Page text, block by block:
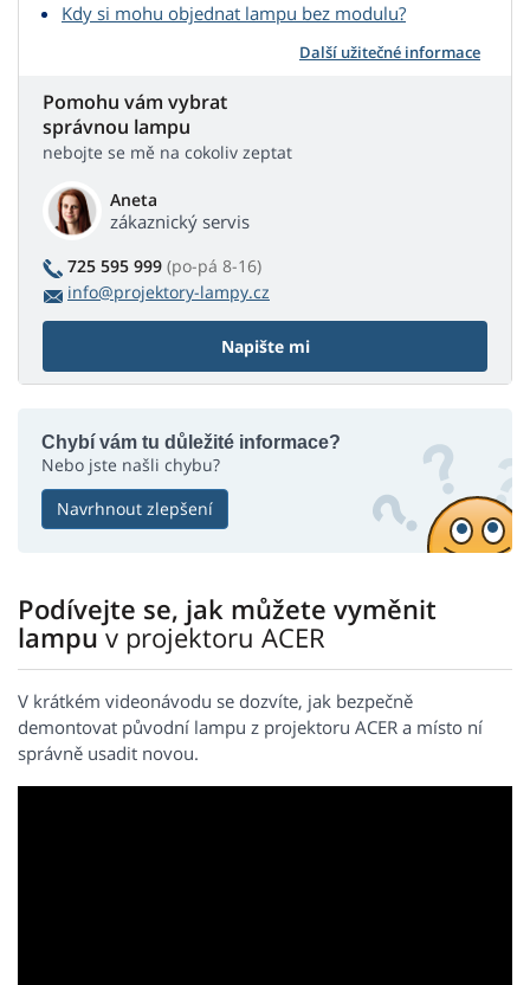
Kdy si mohu objednat lampu bez modulu?
Další užitečné informace
Pomohu vám vybrat
správnou lampu
nebojte se mě na cokoliv zeptat
Aneta
zákaznický servis
725 595 999 (po-pá 8-16)
info@projektory-lampy.cz
Napište mi
Chybí vám tu důležité informace?
Nebo jste našli chybu?
Navrhnout zlepšení
Podívejte se, jak můžete vyměnit
lampuv projektoru ACER
V krátkém videonávodu se dozvíte, jak bezpečně
demontovat původní lampu z projektoru ACER a místo ní
správně usadit novou.